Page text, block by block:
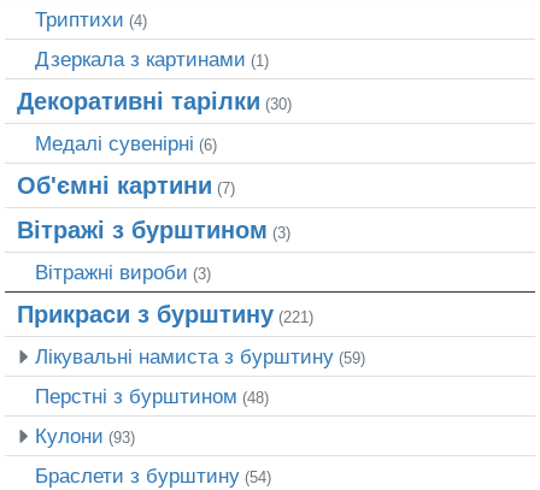
Триптихи (4)
Дзеркала з картинами (1)
Декоративні тарілки (30)
Медалі сувенірні (6)
Об'ємні картини (7)
Вітражі з бурштином (3)
Вітражні вироби (3)
Прикраси з бурштину (221)
Лікувальні намиста з бурштину (59)
Перстні з бурштином (48)
Кулони (93)
Браслети з бурштину (54)